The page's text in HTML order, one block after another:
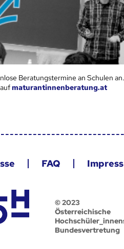
Beratungstermine an Schulen
maturantinnenberatung.at
FAQ
© 2023
Österreichische
Bundesvertretung